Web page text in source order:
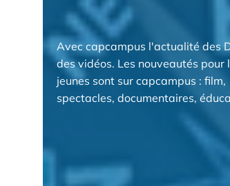
Avec capcampus l'actualité des
des vidéos. Les nouveautés pour
jeunes sont sur capcampus : film,
spectacles, documentaires,